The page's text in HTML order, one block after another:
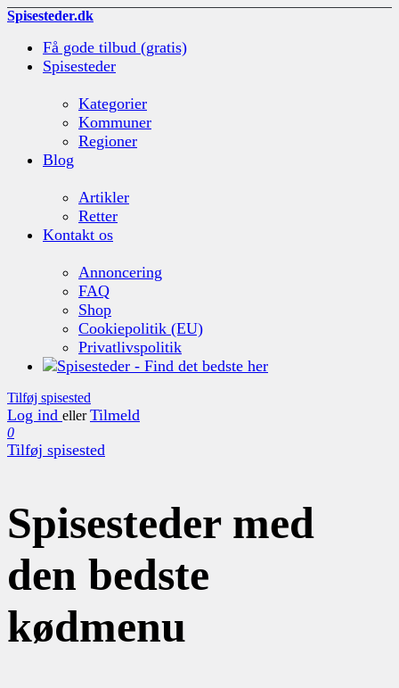
Spisesteder.dk
Få gode tilbud (gratis)
Spisesteder
Kategorier
Kommuner
Regioner
Blog
Artikler
Retter
Kontakt os
Annoncering
FAQ
Shop
Cookiepolitik (EU)
Privatlivspolitik
Tilføj spisested
Log ind eller Tilmeld
0
Tilføj spisested
Spisesteder med
den bedste
kødmenu